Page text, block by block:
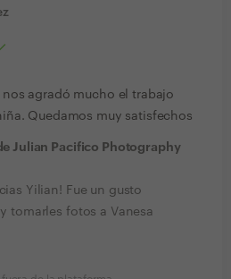
agradó mucho el trabajo
Quedamos muy satisfechos
Julian Pacifico Photography
Yilian! Fue un gusto
tomarles fotos a Vanesa